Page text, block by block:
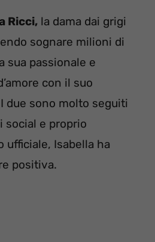
Ricci, la dama dai grigi
sognare milioni di
sua passionale e
con il suo
due sono molto seguiti
e proprio
ufficiale, Isabella ha
positiva.